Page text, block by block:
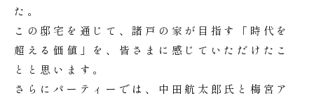
た。
この邸宅を通じて、諸戸の家が目指す「時代を
超える価値」を、皆さまに感じていただけたこ
とと思います。
さらにパーティーでは、中田航太郎氏と梅宮ア